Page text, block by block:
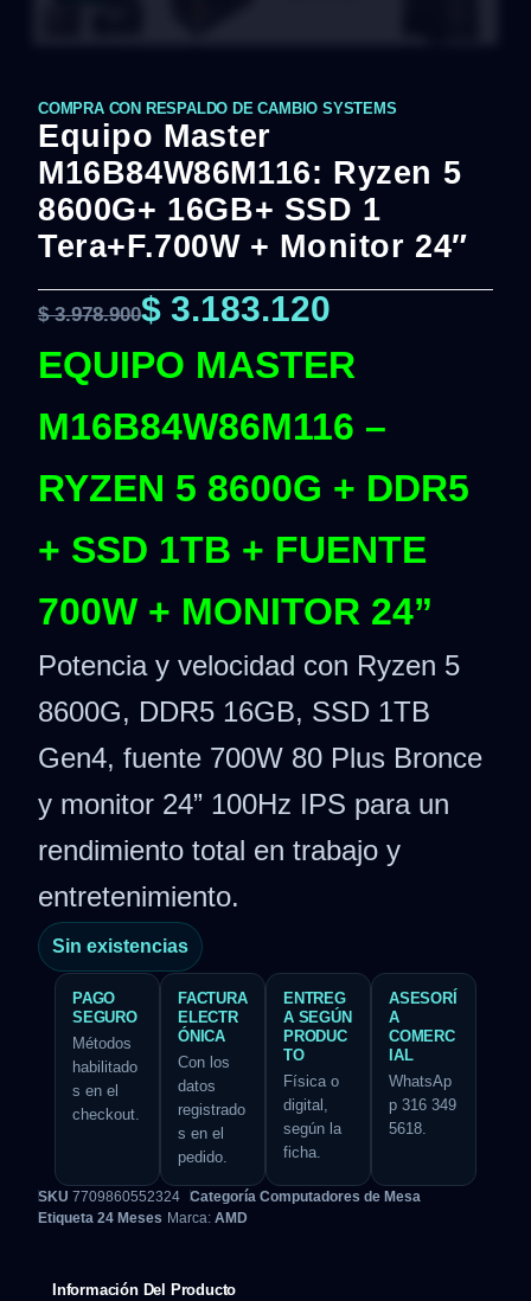
COMPRA CON RESPALDO DE CAMBIO SYSTEMS
Equipo Master
M16B84W86M116: Ryzen 5
8600G+ 16GB+ SSD 1
Tera+F.700W + Monitor 24″
$3.978.900$ 3.183.120
EQUIPO MASTER
M16B84W86M116 –
RYZEN 5 8600G + DDR5
+ SSD 1TB + FUENTE
700W + MONITOR 24”
Potencia y velocidad con Ryzen 5
8600G, DDR5 16GB, SSD 1TB
Gen4, fuente 700W 80 Plus Bronce
y monitor 24” 100Hz IPS para un
rendimiento total en trabajo y
entretenimiento.
Sin existencias
PAGO
SEGURO
Métodos
habilitado
s en el
checkout.
FACTURA
ELECTR
ÓNICA
Con los
datos
registrado
s en el
pedido.
ENTREG
A SEGÚN
PRODUC
TO
Física o
digital,
según la
ficha.
ASESORÍ
A
COMERC
IAL
WhatsAp
p 316 349
5618.
SKU 7709860552324 Categoría Computadores de Mesa
Etiqueta 24 Meses Marca: AMD
Información Del Producto